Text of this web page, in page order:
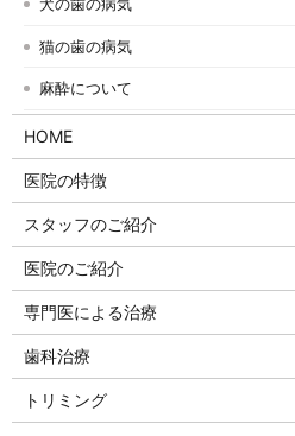
犬の歯の病気
猫の歯の病気
麻酔について
HOME
医院の特徴
スタッフのご紹介
医院のご紹介
専門医による治療
歯科治療
トリミング